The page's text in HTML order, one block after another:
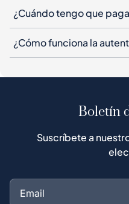
¿Cuándo tengo que
¿Cómo funciona la
Boletín
Suscríbete a